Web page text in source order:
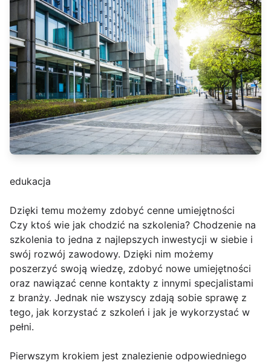
edukacja
Dzięki temu możemy zdobyć cenne umiejętności
Czy ktoś wie jak chodzić na szkolenia? Chodzenie na
szkolenia to jedna z najlepszych inwestycji w siebie i
swój rozwój zawodowy. Dzięki nim możemy
poszerzyć swoją wiedzę, zdobyć nowe umiejętności
oraz nawiązać cenne kontakty z innymi specjalistami
z branży. Jednak nie wszyscy zdają sobie sprawę z
tego, jak korzystać z szkoleń i jak je wykorzystać w
pełni.
Pierwszym krokiem jest znalezienie odpowiedniego